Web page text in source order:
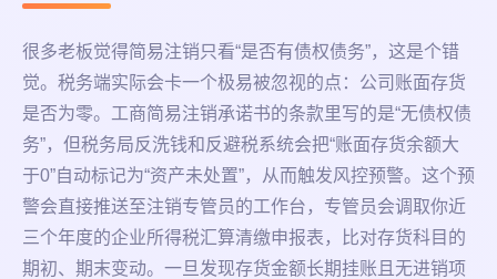
很多老板觉得简易注销只看“是否有债权债务”，这是个错
觉。税务端实际会卡一个极易被忽视的点：公司账面存货
是否为零。工商简易注销承诺书的条款里写的是“无债权债
务”，但税务局反洗钱和反避税系统会把“账面存货余额大
于0”自动标记为“资产未处置”，从而触发风控预警。这个预
警会直接推送至注销专管员的工作台，专管员会调取你近
三个年度的企业所得税汇算清缴申报表，比对存货科目的
期初、期末变动。一旦发现存货金额长期挂账且无进销项